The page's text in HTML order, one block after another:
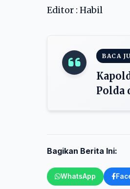
Editor : Habil
BACA
Polda
Bagikan Berita Ini:
WhatsApp